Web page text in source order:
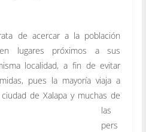
de acercar a la población
lugares próximos a sus
localidad, a fin de evitar
pues la mayoría viaja a
de Xalapa y muchas de
las
pers